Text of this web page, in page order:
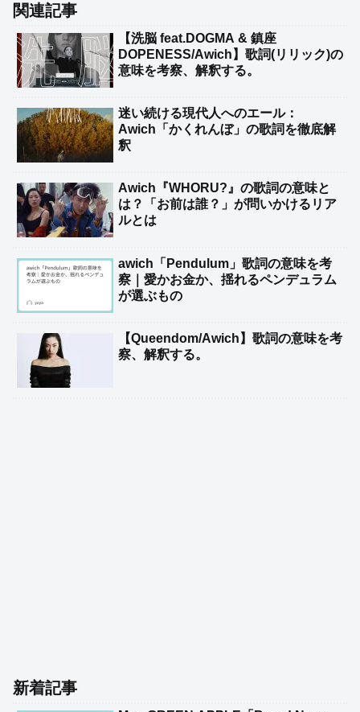
関連記事
【洗脳 feat.DOGMA & 鎮座
DOPENESS/Awich】歌詞(リリック)の
意味を考察、解釈する。
迷い続ける現代人へのエール：
Awich「かくれんぼ」の歌詞を徹底解
釈
Awich『WHORU?』の歌詞の意味と
は？「お前は誰？」が問いかけるリア
ルとは
awich「Pendulum」歌詞の意味を考
察｜愛かお金か、揺れるペンデュラム
が選ぶもの
【Queendom/Awich】歌詞の意味を考
察、解釈する。
新着記事